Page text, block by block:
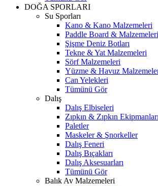
DOĞA SPORLARI
Su Sporları
Kano & Kano Malzemeleri
Paddle Board & Malzemeleri
Şişme Deniz Botları
Tekne & Yat Malzemeleri
Sörf Malzemeleri
Yüzme & Havuz
Can Yelekleri
Tümünü Gör
Dalış
Dalış Elbiseleri
Zıpkın & Zıpkın Ekipmanları
Paletler
Maskeler & Şnorkeller
Dalış Feneri
Dalış Bıçakları
Dalış Aksesuarları
Tümünü Gör
Balık Av Malzemeleri